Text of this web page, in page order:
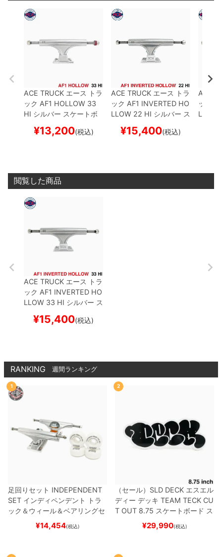
ACE TRUCK エース
トラ
ック AF1 HOLLOW 33
HI シルバー スケートボ
¥13,200(税込)
ACE TRUCK エース
トラ
ック AF1 INVERTED HO
LLOW 22 HI シルバー ス
¥15,400(税込)
ACE
ック
LLOW
閲覧した商品
ACE TRUCK エース
トラ
ック AF1 INVERTED HO
LLOW 33 HI シルバー ス
¥15,400(税込)
RANKING 週間ランキング
1
足回りセット INDEPENDENT
SET インディペンデント
トラ
ック＆ウィール＆ベアリングセ
（トリック用）
ード スケボー
¥14,454(税込)
2
（セール） SLD DECK エスエル
ディー デッキ TEAM TECK CU
T OUT 8.75 スケートボード ス
¥29,990(税込)